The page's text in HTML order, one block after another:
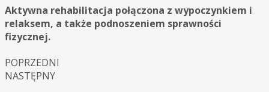
Aktywna rehabilitacja połączona z wypoczynkiem i
relaksem, a także podnoszeniem sprawności
fizycznej.
POPRZEDNI
NASTĘPNY